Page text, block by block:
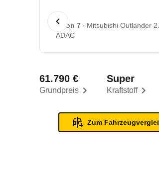
1 von 7 Mitsubishi Outlander
ADAC
Grundpreis
61.790 €
Kraftstoff
Super
Zum